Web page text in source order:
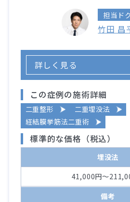
担当ド
竹田 昌
詳しく見る
この症例の施術詳細
二重整形
二重埋没法
経結膜挙筋法二重術
標準的な価格（税込）
埋没法
41,000円～
備考